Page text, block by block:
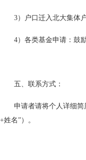
3）户口迁入北大集体
4）各类基金申请：鼓
五、联系方式：
申请者请将个人详细
+姓名”）。